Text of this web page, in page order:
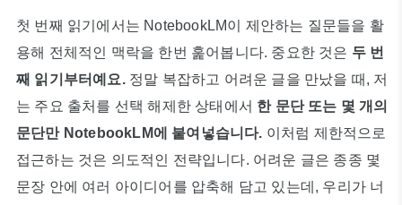
첫 번째 읽기에서는 NotebookLM이 제안하는 질문들을 활
용해 전체적인 맥락을 한번 훑어봅니다. 중요한 것은 두 번
째 읽기부터예요.정말 복잡하고 어려운 글을 만났을 때, 저
는 주요 출처를 선택 해제한 상태에서 한 문단 또는 몇 개의
문단만 NotebookLM에 붙여넣습니다. 이처럼 제한적으로
접근하는 것은 의도적인 전략입니다. 어려운 글은 종종 몇
문장 안에 여러 아이디어를 압축해 담고 있는데, 우리가 너